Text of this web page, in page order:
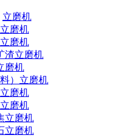
立磨机
磨机
磨机
渣立磨机
磨机
）立磨机
磨机
磨机
立磨机
立磨机